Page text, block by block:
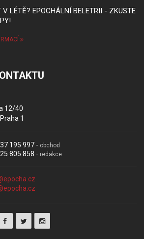
V LÉTĚ? EPOCHÁLNÍ BELETRII - ZKUSTE
12/40
1
195 997 - obchod
805 858 - redakce